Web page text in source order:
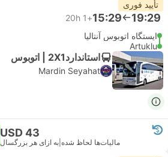
تأیید فوری
19:29
15:29
+1
20h
ایستگاه اتوبوس آنتالیا
Artuklu
استاندارد2X1 | اتوبوس
Mardin Seyahat
USD 43
مالیات‌ها لحاظ شده به ازای هر بزرگسال